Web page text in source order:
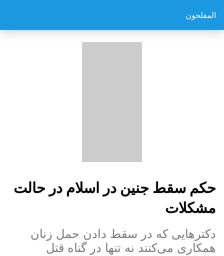
المفلحون
حکم سقط جنین در اسلام در حالت
مشکلات
دكترهایی كه در سقط دادن حمل زنان
همكاری می‌كنند نه تنها در گناه قتل